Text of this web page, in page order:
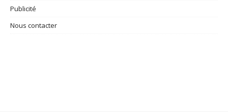
Publicité
Nous contacter